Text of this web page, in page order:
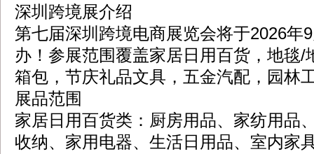
深圳跨境展介绍
第七届深圳跨境电商展览会将于2026年
办！参展范围覆盖家居日用百货，地毯/
箱包，节庆礼品文具，五金汽配，园林
展品范围
家居日用百货类：厨房用品、家纺用品
收纳、家用电器、生活日用品、室内家